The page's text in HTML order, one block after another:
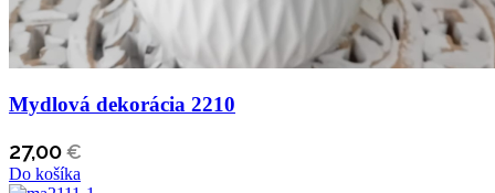
Mydlová dekorácia 2210
27,00€
Do košíka